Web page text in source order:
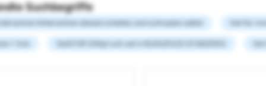
Suchbegriffe
hinterachse ahead scheibe und schraube sattel Set für